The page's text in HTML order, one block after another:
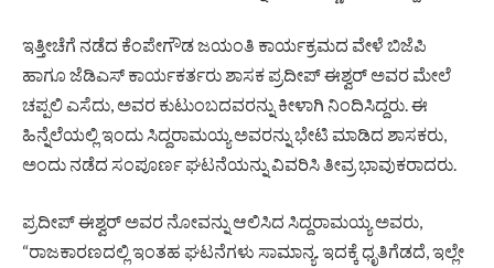
ಇತ್ತೀಚೆಗೆ ನಡೆದ ಕೆಂಪೇಗೌಡ ಜಯಂತಿ ಕಾರ್ಯಕ್ರಮದ ವೇಳೆ ಬಿಜೆಪಿ
ಹಾಗೂ ಜೆಡಿಎಸ್ ಕಾರ್ಯಕರ್ತರು ಶಾಸಕ ಪ್ರದೀಪ್ ಈಶ್ವರ್ ಅವರ ಮೇಲೆ
ಚಪ್ಪಲಿ ಎಸೆದು, ಅವರ ಕುಟುಂಬದವರನ್ನು ಕೀಳಾಗಿ ನಿಂದಿಸಿದ್ದರು. ಈ
ಹಿನ್ನೆಲೆಯಲ್ಲಿ ಇಂದು ಸಿದ್ದರಾಮಯ್ಯ ಅವರನ್ನು ಭೇಟಿ ಮಾಡಿದ ಶಾಸಕರು,
ಅಂದು ನಡೆದ ಸಂಪೂರ್ಣ ಘಟನೆಯನ್ನು ವಿವರಿಸಿ ತೀವ್ರ ಭಾವುಕರಾದರು.
ಪ್ರದೀಪ್ ಈಶ್ವರ್ ಅವರ ನೋವನ್ನು ಆಲಿಸಿದ ಸಿದ್ದರಾಮಯ್ಯ ಅವರು,
“ರಾಜಕಾರಣದಲ್ಲಿ ಇಂತಹ ಘಟನೆಗಳು ಸಾಮಾನ್ಯ. ಇದಕ್ಕೆ ಧೃತಿಗೆಡದೆ, ಇಲ್ಲೇ